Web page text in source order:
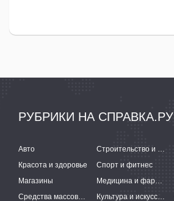
РУБРИКИ НА СПРАВКА.РУ
Авто Строительство и ремонт
Красота и здоровье
Спорт и фитнес
Магазины
Медицина и фармацевтика
Средства массовой информации
Культура и искусство